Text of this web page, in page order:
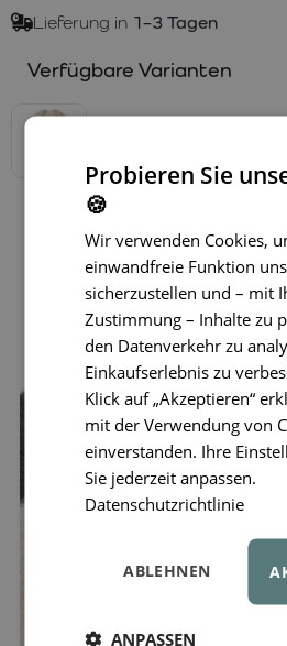
Lieferung in 1–3 Tagen
Verfügbare Varianten
Probieren Sie
🍪
Wir verwenden Cookies,
einwandfreie Funktion
sicherzustellen und – mit
Zustimmung – Inhalte zu
den Datenverkehr zu
Einkaufserlebnis zu
Klick auf „Akzeptieren“
mit der Verwendung von
einverstanden. Ihre
Sie jederzeit anpassen.
Datenschutzrichtlinie
ABLEHNEN
ANPASSEN